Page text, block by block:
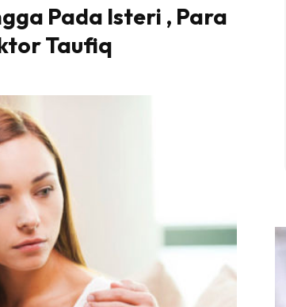
Pada Isteri , Para
Taufiq